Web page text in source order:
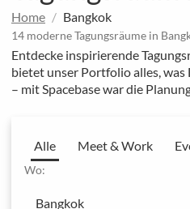
Home Bangkok
14 moderne Tagungsräume in
Entdecke inspirierende
bietet unser Portfolio alles,
– mit Spacebase war die
Alle Meet & Work
Wo: